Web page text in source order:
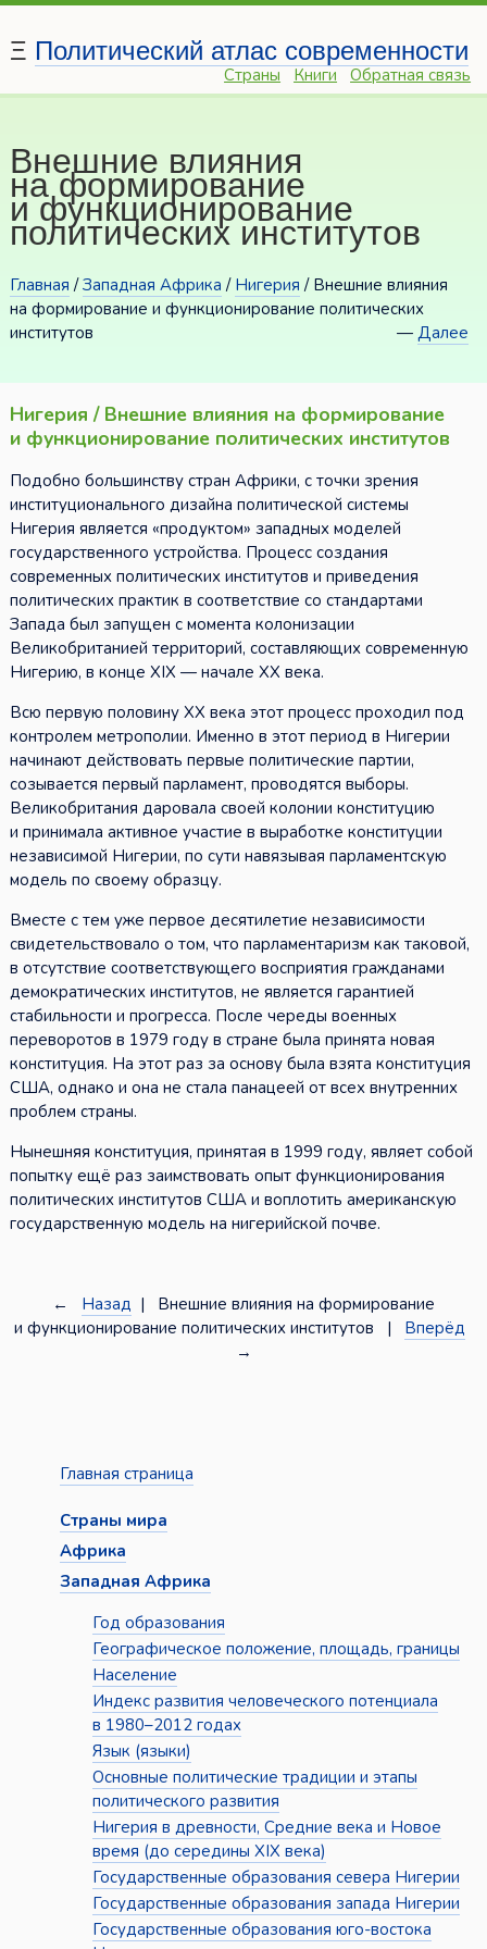
Ξ Политический атлас современности
Страны Книги Обратная связь
Внешние влияния
на формирование
и функционирование
политических институтов
Главная /Западная Африка / Нигерия / Внешние влияния
на формирование и функционирование политических
институтов
—Далее
Нигерия / Внешние влияния на формирование
и функционирование политических институтов
Подобно большинству стран Африки, с точки зрения
институционального дизайна политической системы
Нигерия является «продуктом» западных моделей
государственного устройства. Процесс создания
современных политических институтов и приведения
политических практик в соответствие со стандартами
Запада был запущен с момента колонизации
Великобританией территорий, составляющих современную
Нигерию, в конце XIX — начале XX века.
Всю первую половину XX века этот процесс проходил под
контролем метрополии. Именно в этот период в Нигерии
начинают действовать первые политические партии,
созывается первый парламент, проводятся выборы.
Великобритания даровала своей колонии конституцию
и принимала активное участие в выработке конституции
независимой Нигерии, по сути навязывая парламентскую
модель по своему образцу.
Вместе с тем уже первое десятилетие независимости
свидетельствовало о том, что парламентаризм как таковой,
в отсутствие соответствующего восприятия гражданами
демократических институтов, не является гарантией
стабильности и прогресса. После череды военных
переворотов в 1979 году в стране была принята новая
конституция. На этот раз за основу была взята конституция
США, однако и она не стала панацеей от всех внутренних
проблем страны.
Нынешняя конституция, принятая в 1999 году, являет собой
попытку ещё раз заимствовать опыт функционирования
политических институтов США и воплотить американскую
государственную модель на нигерийской почве.
← Назад | Внешние влияния на формирование
и функционирование политических институтов | Вперёд
→
Главная страница
Страны мира
Африка
Западная Африка
Год образования
Географическое положение, площадь, границы
Население
Индекс развития человеческого потенциала
в 1980–2012 годах
Язык (языки)
Основные политические традиции и этапы
политического развития
Нигерия в древности, Средние века и Новое
время (до середины XIX века)
Государственные образования севера Нигерии
Государственные образования запада Нигерии
Государственные образования юго-востока